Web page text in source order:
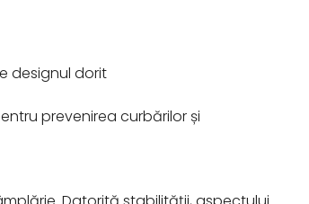
designul dorit
prevenirea curbărilor și